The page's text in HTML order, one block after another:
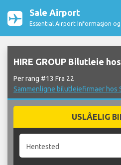
Sale Airport
Essential Airport Informasjon
HIRE GROUP Bilutleie
Per rang #13 Fra 22
Sammenligne bilutleiefirmaer hos
USLÅELIG
Hentested